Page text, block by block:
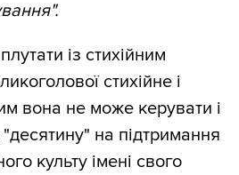
із стихійним
стихійне і
вона не може керувати і
на підтримання
культу імені свого